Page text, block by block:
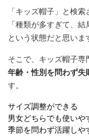
「キッズ帽子」と検索
「種類が多すぎて、
という状態だと思いま
そこで、キッズ帽子専
年齢・性別を問わず失
す。
サイズ調整ができる
男女どちらでも使いや
季節を問わず活躍しや